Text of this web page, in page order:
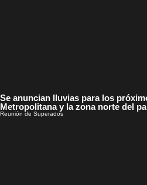
Se anuncian lluvias para los
Metropolitana y la zona norte del
Reunión de Superados